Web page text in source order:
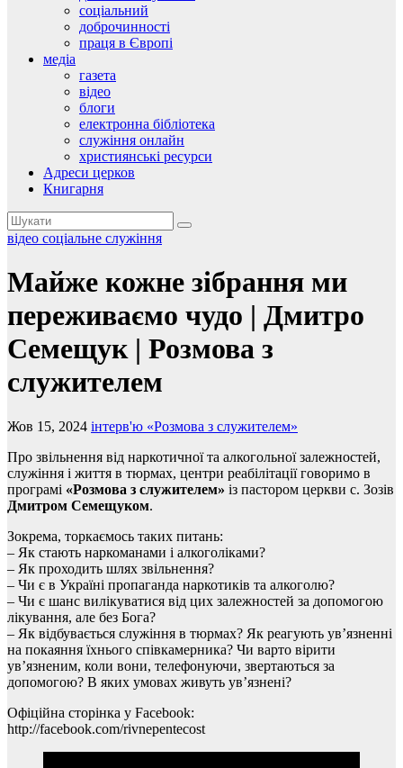
соціальний
доброчинності
праця в Європі
медіа
газета
відео
блоги
електронна бібліотека
служіння онлайн
християнські ресурси
Адреси церков
Книгарня
відео соціальне служіння
Майже кожне зібрання ми
переживаємо чудо | Дмитро
Семещук | Розмова з
служителем
Жов 15, 2024 інтерв'ю «Розмова з служителем»
Про звільнення від наркотичної та алкогольної залежностей,
служіння і життя в тюрмах, центри реабілітації говоримо в
програмі «Розмова з служителем» із пастором церкви с. Зозів
Дмитром Семещуком.
Зокрема, торкаємось таких питань:
– Як стають наркоманами і алкоголіками?
– Як проходить шлях звільнення?
– Чи є в Україні пропаганда наркотиків та алкоголю?
– Чи є шанс вилікуватися від цих залежностей за допомогою
лікування, але без Бога?
– Як відбувається служіння в тюрмах? Як реагують ув’язненні
на покаяння їхнього співкамерника? Чи варто вірити
ув’язненим, коли вони, телефонуючи, звертаються за
допомогою? В яких умовах живуть ув’язнені?
Офіційна сторінка у Facebook:
http://facebook.com/rivnepentecost